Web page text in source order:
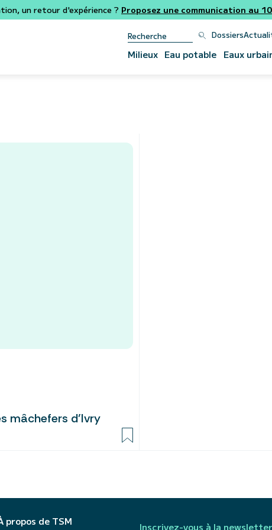
un retour d'expérience ? Proposez une communication au
Dossiers
Milieux Eau potable Eaux
mâchefers d’Ivry
propos de TSM Inscrivez-vous à la